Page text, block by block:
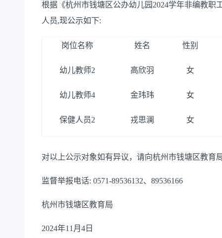
根据《杭州市钱塘区公办幼儿园2024学年非编教
人员,现公示如下:
岗位名称 姓名 性别
幼儿教师2 高欣羽 女
幼儿教师4 金玮玮 女
保健人员2 戎思澜 女
对以上公示对象如有异议，请向杭州市钱塘区教育
监督举报电话: 0571-89536132、89536166
杭州市钱塘区教育局
2024年11月4日